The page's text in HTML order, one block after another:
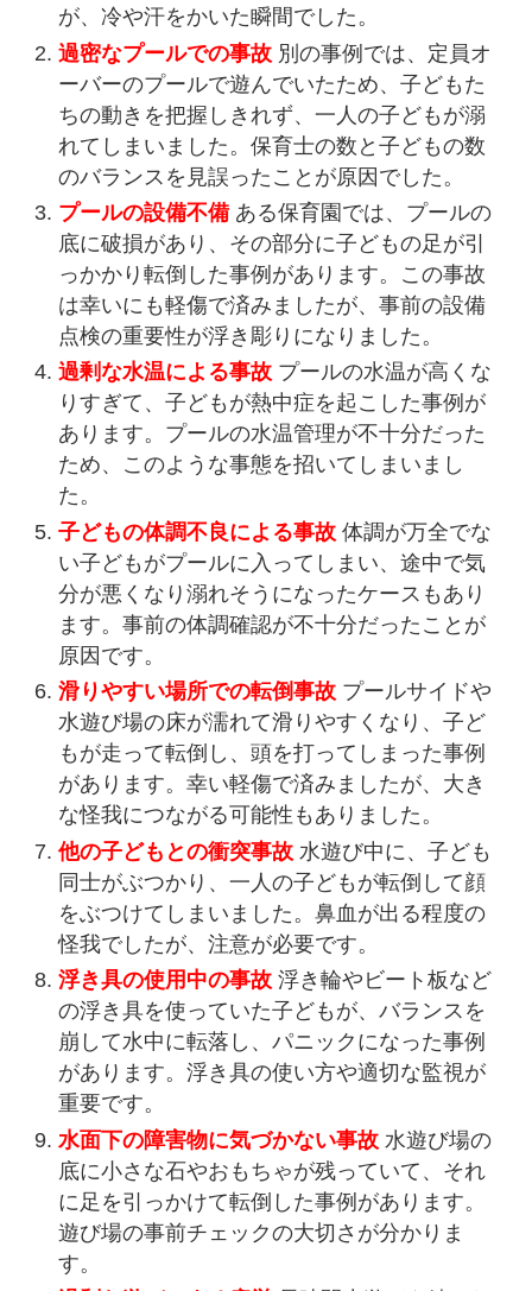
が、冷や汗をかいた瞬間でした。
過密なプールでの事故 別の事例では、定員オ
ーバーのプールで遊んでいたため、子どもた
ちの動きを把握しきれず、一人の子どもが溺
れてしまいました。保育士の数と子どもの数
のバランスを見誤ったことが原因でした。
プールの設備不備 ある保育園では、プールの
底に破損があり、その部分に子どもの足が引
っかかり転倒した事例があります。この事故
は幸いにも軽傷で済みましたが、事前の設備
点検の重要性が浮き彫りになりました。
過剰な水温による事故 プールの水温が高くな
りすぎて、子どもが熱中症を起こした事例が
あります。プールの水温管理が不十分だった
ため、このような事態を招いてしまいまし
た。
子どもの体調不良による事故 体調が万全でな
い子どもがプールに入ってしまい、途中で気
分が悪くなり溺れそうになったケースもあり
ます。事前の体調確認が不十分だったことが
原因です。
滑りやすい場所での転倒事故 プールサイドや
水遊び場の床が濡れて滑りやすくなり、子ど
もが走って転倒し、頭を打ってしまった事例
があります。幸い軽傷で済みましたが、大き
な怪我につながる可能性もありました。
他の子どもとの衝突事故 水遊び中に、子ども
同士がぶつかり、一人の子どもが転倒して顔
をぶつけてしまいました。鼻血が出る程度の
怪我でしたが、注意が必要です。
浮き具の使用中の事故 浮き輪やビート板など
の浮き具を使っていた子どもが、バランスを
崩して水中に転落し、パニックになった事例
があります。浮き具の使い方や適切な監視が
重要です。
水面下の障害物に気づかない事故 水遊び場の
底に小さな石やおもちゃが残っていて、それ
に足を引っかけて転倒した事例があります。
遊び場の事前チェックの大切さが分かりま
す。